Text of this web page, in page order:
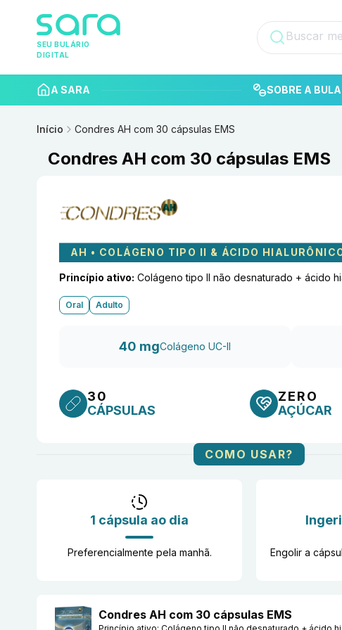
SEU BULÁRIO
DIGITAL
A SARA SOBRE A
Início Condres AH com 30 cápsulas EMS
Condres AH com 30 cápsulas EMS
AH • COLÁGENO TIPO II & ÁCIDO
Princípio ativo: Colágeno tipo II não desnaturado + ácido
Oral Adulto
40 mgColágeno UC-II
30
CÁPSULAS
ZERO
AÇÚCAR
COMO USAR?
1 cápsula ao dia
Preferencialmente pela manhã. Engolir a
Condres AH com 30 cápsulas EMS